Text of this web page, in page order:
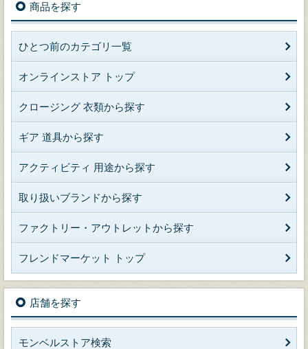
商品を探す
ひとつ前のカテゴリ一覧
オンラインストア トップ
クロージング 衣類から探す
ギア 道具から探す
アクティビティ 用途から探す
取り扱いブランドから探す
ファクトリー・アウトレットから探す
フレンドマーケット トップ
店舗を探す
モンベルストア検索